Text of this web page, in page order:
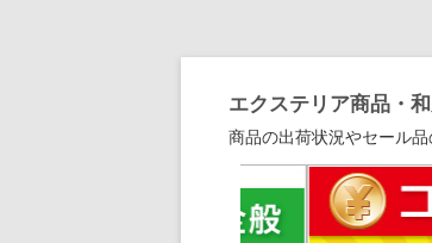
エクステリア商品・
商品の出荷状況やセール品